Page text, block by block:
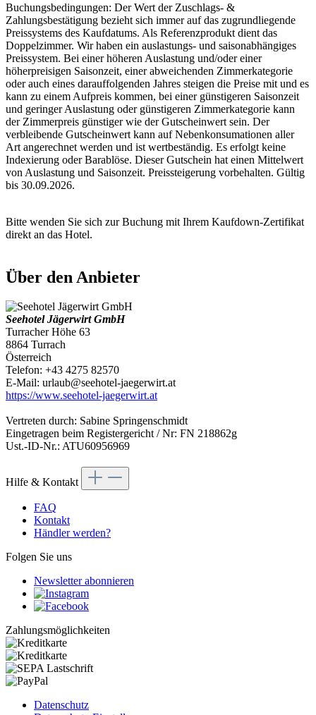
Buchungsbedingungen: Der Wert der Zuschlags- &
Zahlungsbestätigung bezieht sich immer auf das zugrundliegende
Preissystems des Kaufdatums. Als Referenzprodukt dient das
Doppelzimmer. Wir haben ein auslastungs- und saisonabhängiges
Preissystem. Bei einer höheren Auslastung und/oder einer
höherpreisigen Saisonzeit, einer abweichenden Zimmerkategorie
oder auch eines darauffolgenden Jahres steigen die Preise mit und es
kann zu einem Aufpreis kommen, bei einer günstigeren Saisonzeit
und geringer Auslastung oder günstigeren Zimmerkategorie kann
der Zimmerpreis günstiger wie der Gutscheinwert sein. Der
verbleibende Gutscheinwert kann auf Nebenkonsumationen aller
Art angerechnet werden und ist wertbeständig. Es erfolgt keine
Indexierung oder Barablöse. Dieser Gutschein hat einen Mittelwert
von Auslastung und Saisonzeit. Preissteigerung vorbehalten. Gültig
bis 30.09.2026.
Bitte wenden Sie sich zur Buchung mit Ihrem Kaufdown-Zertifikat
direkt an das Hotel.
Über den Anbieter
Seehotel Jägerwirt GmbH
Turracher Höhe 63
8864 Turrach
Österreich
Telefon: +43 4275 82570
E-Mail: urlaub@seehotel-jaegerwirt.at
https://www.seehotel-jaegerwirt.at
Vertreten durch: Sabine Springenschmidt
Eingetragen beim Registergericht / Nr: FN 218862g
Ust.-ID-Nr.: ATU60956969
Hilfe & Kontakt
FAQ
Kontakt
Händler werden?
Folgen Sie uns
Newsletter abonnieren
Zahlungsmöglichkeiten
Datenschutz